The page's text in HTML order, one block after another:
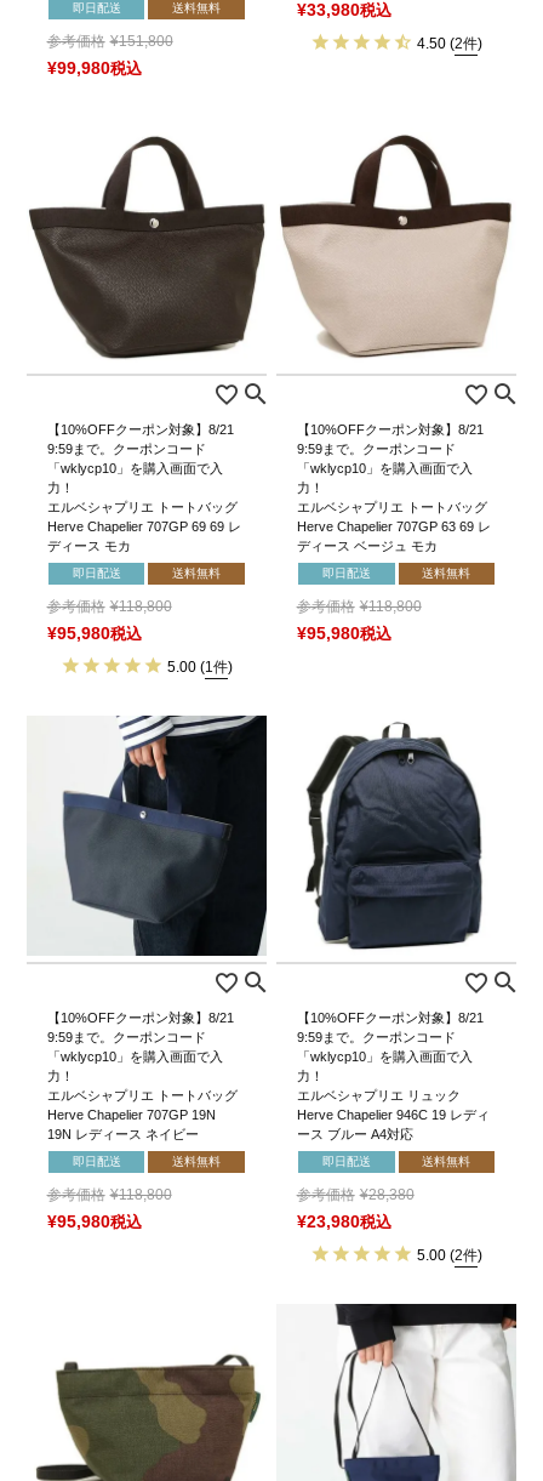
即日配送 送料無料
参考価格 ¥151,800
¥99,980税込
¥33,980税込
4.50 (2件)
【10%OFFクーポン対象】8/21
9:59まで。クーポンコード
「wklycp10」を購入画面で入
力！
エルベシャプリエ トートバッグ
Herve Chapelier 707GP 69 69 レ
ディース モカ
即日配送 送料無料
参考価格 ¥118,800
¥95,980税込
5.00 (1件)
【10%OFFクーポン対象】8/21
9:59まで。クーポンコード
「wklycp10」を購入画面で入
力！
エルベシャプリエ トートバッグ
Herve Chapelier 707GP 63 69 レ
ディース ベージュ モカ
即日配送 送料無料
参考価格 ¥118,800
¥95,980税込
【10%OFFクーポン対象】8/21
9:59まで。クーポンコード
「wklycp10」を購入画面で入
力！
エルベシャプリエ トートバッグ
Herve Chapelier 707GP 19N
19N レディース ネイビー
即日配送 送料無料
参考価格 ¥118,800
¥95,980税込
【10%OFFクーポン対象】8/21
9:59まで。クーポンコード
「wklycp10」を購入画面で入
力！
エルベシャプリエ リュック
Herve Chapelier 946C 19 レディ
ース ブルー A4対応
即日配送 送料無料
参考価格 ¥28,380
¥23,980税込
5.00 (2件)